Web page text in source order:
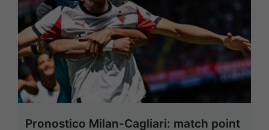
Pronostico Milan-Cagliari: match point